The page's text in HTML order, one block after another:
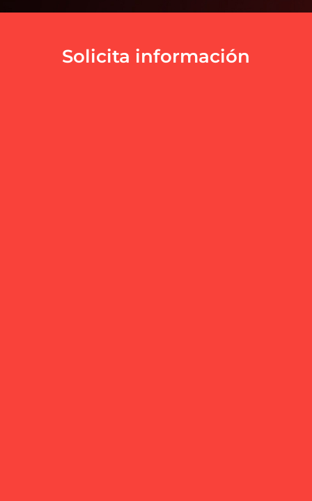
Solicita información